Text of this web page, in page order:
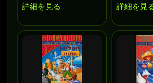
詳細を見る 詳細を見